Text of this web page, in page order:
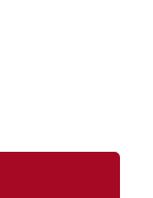
die
INas
den